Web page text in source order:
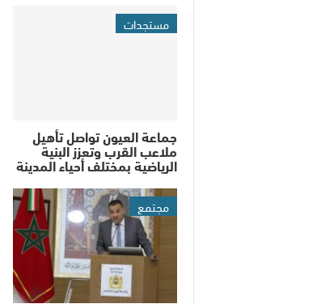
مستجدات
جماعة العيون تواصل تأهيل
ملاعب القرب وتعزز البنية
الرياضية بمختلف أحياء المدينة
مجتمع